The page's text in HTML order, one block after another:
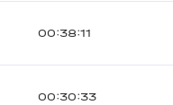
00:38:11
00:30:33